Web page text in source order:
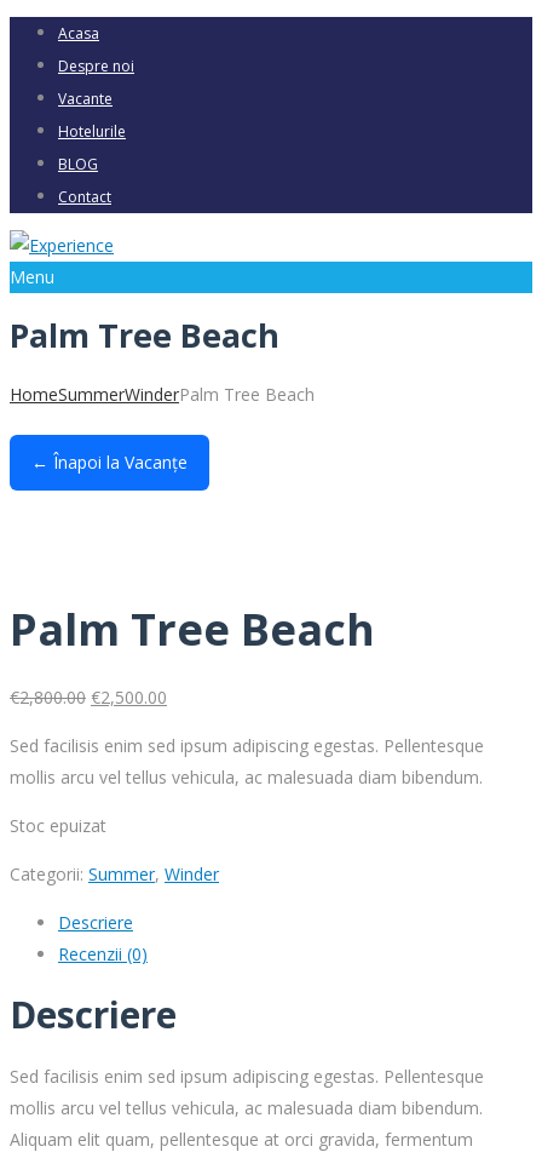
Acasa
Despre noi
Vacante
Hotelurile
BLOG
Contact
Menu
Palm Tree Beach
HomeSummerWinderPalm Tree Beach
← Înapoi la Vacanțe
Palm Tree Beach
€2,800.00 €2,500.00
Sed facilisis enim sed ipsum adipiscing egestas. Pellentesque
mollis arcu vel tellus vehicula, ac malesuada diam bibendum.
Stoc epuizat
Categorii: Summer, Winder
Descriere
Recenzii (0)
Descriere
Sed facilisis enim sed ipsum adipiscing egestas. Pellentesque
mollis arcu vel tellus vehicula, ac malesuada diam bibendum.
Aliquam elit quam, pellentesque at orci gravida, fermentum